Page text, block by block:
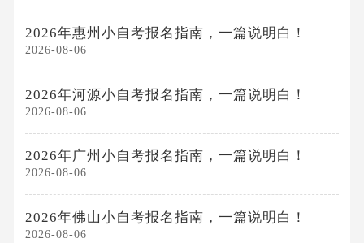
2026年惠州小自考报名指南，一篇说明白！
2026-08-06
2026年河源小自考报名指南，一篇说明白！
2026-08-06
2026年广州小自考报名指南，一篇说明白！
2026-08-06
2026年佛山小自考报名指南，一篇说明白！
2026-08-06